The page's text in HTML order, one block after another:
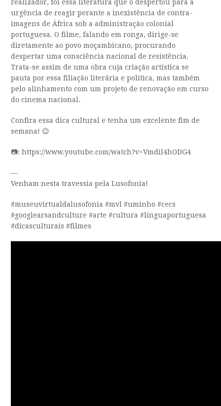
realizador, foi essa literatura que o despertou para a
urgência de reagir perante a inexistência de contra-
imagens de África sob a administração colonial
portuguesa. O filme, falando em ronga, dirige-se
diretamente ao povo moçambicano, procurando
despertar uma consciência nacional de resistência.
Trata-se assim de uma obra cuja criação artística se
pauta por essa filiação literária e política, mas também
pelo alinhamento com um projeto de renovação em curso
do cinema nacional.
Confira essa dica cultural e tenha um excelente fim de
semana! 😉
📷: https://www.youtube.com/watch?v=Vmdil4hODG4
—
Venham nesta travessia pela Lusofonia!
#museuvirtualdalusofonia #mvl #uminho #cecs
#googlearsandculture #arte #cultura #línguaportuguesa
#dicasculturais #filmes